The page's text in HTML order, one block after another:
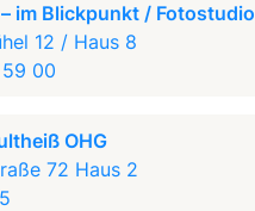
im Blickpunkt / Fotostudio
12 / Haus 8
00
OHG
72 Haus 2